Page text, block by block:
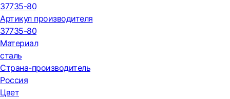
37735-80
Артикул производителя
37735-80
Материал
сталь
Страна-производитель
Россия
Цвет